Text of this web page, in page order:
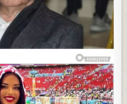
SRPSKI
GLUMAC,
PORODICI
OBEZBEDIO
IZ
SNOVA
FOTO